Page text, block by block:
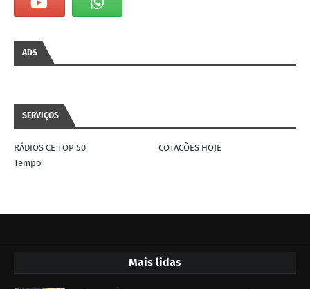
ADS
SERVIÇOS
RÁDIOS CE TOP 50
COTACÕES HOJE
Tempo
Mais lidas